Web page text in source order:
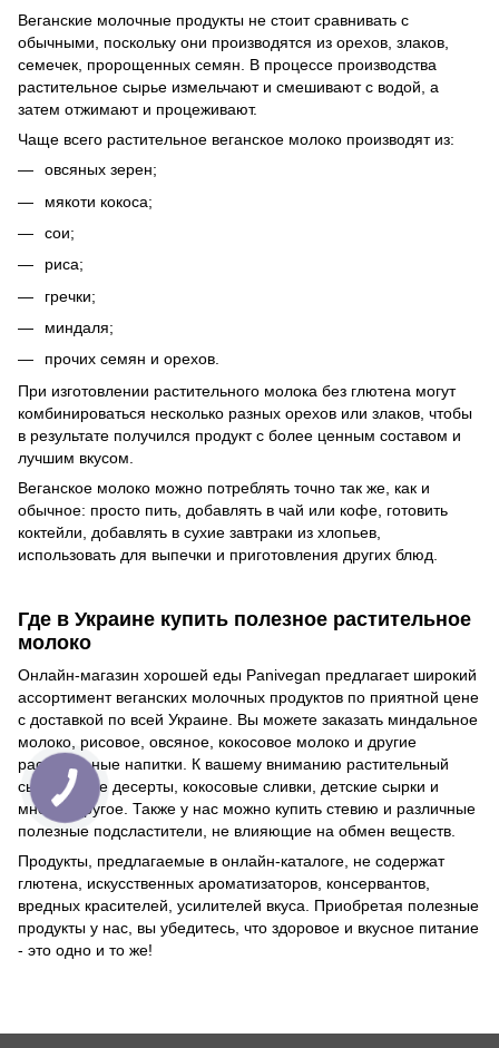
Веганские молочные продукты не стоит сравнивать с
обычными, поскольку они производятся из орехов, злаков,
семечек, пророщенных семян. В процессе производства
растительное сырье измельчают и смешивают с водой, а
затем отжимают и процеживают.
Чаще всего растительное веганское молоко производят из:
овсяных зерен;
мякоти кокоса;
сои;
риса;
гречки;
миндаля;
прочих семян и орехов.
При изготовлении растительного молока без глютена могут
комбинироваться несколько разных орехов или злаков, чтобы
в результате получился продукт с более ценным составом и
лучшим вкусом.
Веганское молоко можно потреблять точно так же, как и
обычное: просто пить, добавлять в чай или кофе, готовить
коктейли, добавлять в сухие завтраки из хлопьев,
использовать для выпечки и приготовления других блюд.
Где в Украине купить полезное растительное
молоко
Онлайн-магазин хорошей еды Panivegan предлагает широкий
ассортимент веганских молочных продуктов по приятной цене
с доставкой по всей Украине. Вы можете заказать миндальное
молоко, рисовое, овсяное, кокосовое молоко и другие
растительные напитки. К вашему вниманию растительный
сыр, соевые десерты, кокосовые сливки, детские сырки и
многое другое. Также у нас можно купить стевию и различные
полезные подсластители, не влияющие на обмен веществ.
Продукты, предлагаемые в онлайн-каталоге, не содержат
глютена, искусственных ароматизаторов, консервантов,
вредных красителей, усилителей вкуса. Приобретая полезные
продукты у нас, вы убедитесь, что здоровое и вкусное питание
- это одно и то же!